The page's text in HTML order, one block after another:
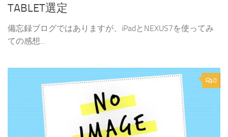
TABLET選定
備忘録ブログではありますが、iPadとNEXUS7を使ってみ
ての感想...
0